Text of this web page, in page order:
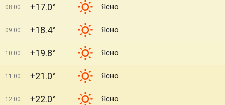
08:00 +17.0° Ясно
09:00 +18.4° Ясно
10:00 +19.8° Ясно
11:00 +21.0° Ясно
12:00 +22.0° Ясно